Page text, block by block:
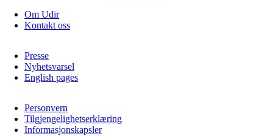
Om Udir
Kontakt oss
Presse
Nyhetsvarsel
English pages
Personvern
Tilgjengelighetserklæring
Informasjonskapsler